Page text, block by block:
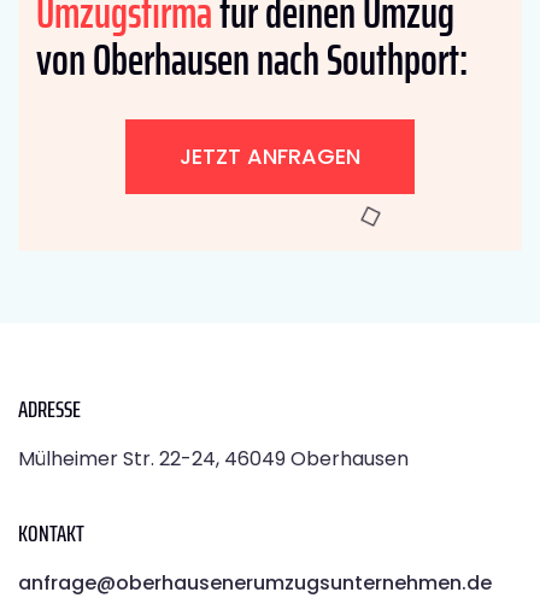
von Oberhausen nach Southport:
JETZT ANFRAGEN
ADRESSE
Mülheimer Str. 22-24, 46049 Oberhausen
KONTAKT
anfrage@oberhausenerumzugsunternehmen.de